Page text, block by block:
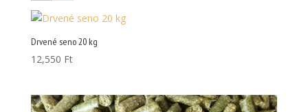
Drvené seno 20 kg
12,550 Ft